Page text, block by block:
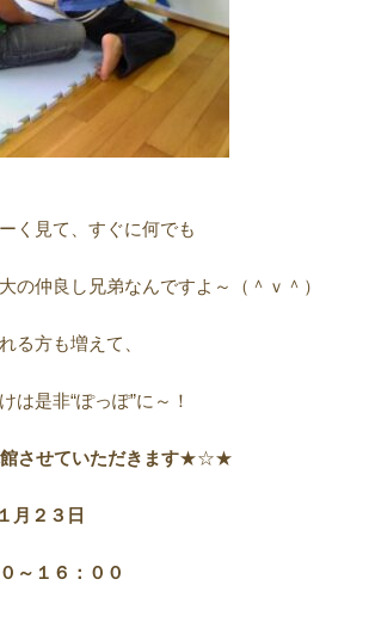
く見て、すぐに何でも
の仲良し兄弟なんですよ～（＾ｖ＾）
る方も増えて、
是非“ぽっぽ”に～！
させていただきます★☆★
月２３日
～１６：００